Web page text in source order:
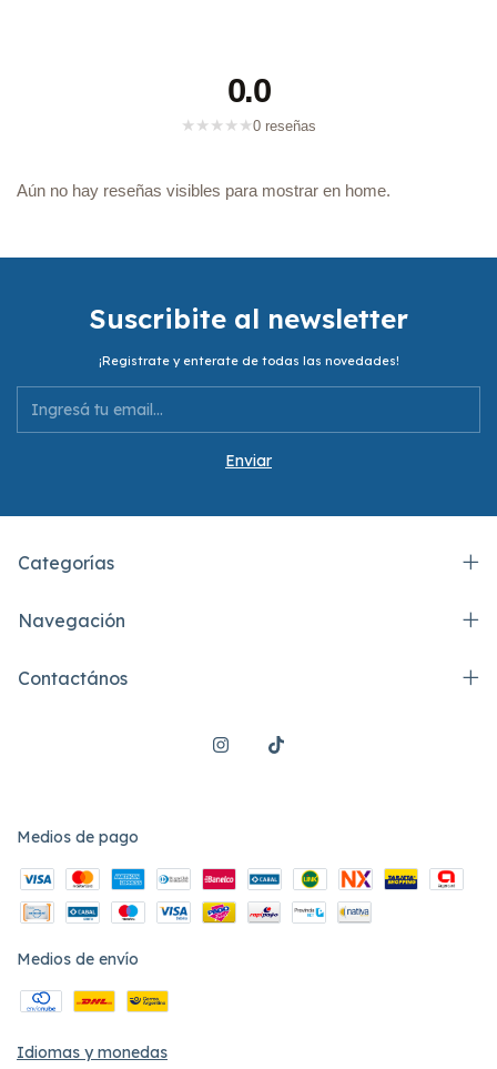
0.0
★ ★ ★ ★ ★0 reseñas
Aún no hay reseñas visibles para mostrar en home.
Suscribite al newsletter
¡Registrate y enterate de todas las novedades!
Categorías
Navegación
Contactános
Medios de pago
Medios de envío
Idiomas y monedas